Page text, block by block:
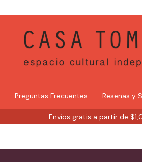
Envíos gratis a partir de
Preguntas Frecuentes Reseñas y